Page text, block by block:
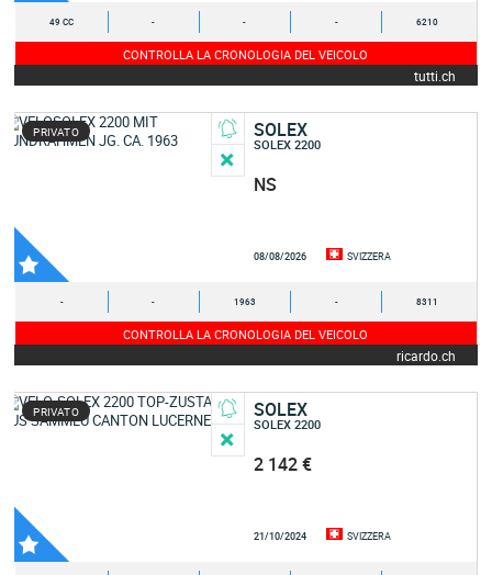
49 CC - - - 6210
CONTROLLA LA CRONOLOGIA DEL VEICOLO
tutti.ch
PRIVATO SOLEX
SOLEX 2200
NS
08/08/2026 SVIZZERA
- - 1963 - 8311
CONTROLLA LA CRONOLOGIA DEL VEICOLO
ricardo.ch
PRIVATO SOLEX
SOLEX 2200
2 142 €
21/10/2024 SVIZZERA